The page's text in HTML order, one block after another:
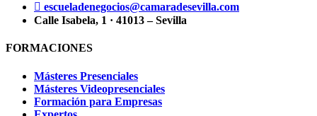
escueladenegocios@camaradesevilla.com
Calle Isabela, 1 · 41013 – Sevilla
FORMACIONES
Másteres Presenciales
Másteres Videopresenciales
Formación para Empresas